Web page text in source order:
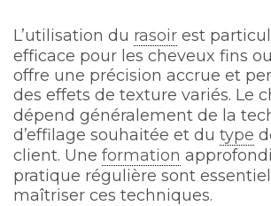
L’utilisation du rasoir est
efficace pour les cheveux fins ou
offre une précision accrue et
des effets de texture variés. Le
dépend généralement de la
d’effilage souhaitée et du type
client. Une formation
pratique régulière sont
maîtriser ces techniques.